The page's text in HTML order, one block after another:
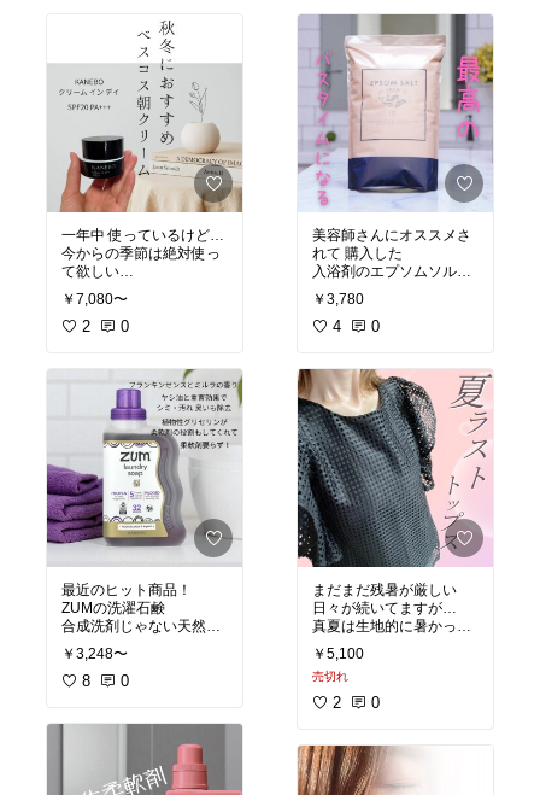
#オリジナル写真
#ベストコスメ
#おすすめヘアケア商品
#ケラスターゼ
#ヘアトリートメント
#買ってよかった物
#オススメ商品
#楽天room
一年中 使っているけど…
今からの季節は絶対使っ
て欲しい
KANEBOの下地クリーム
乾燥しないし ツヤでるし
肌が綺麗になる！
#オリジナル写真
#おすすめスキンケア
#透明感
#下地クリーム
#朝クリーム
#ツヤ肌
#買ってよかった物
#オススメ商品
#楽天room
￥7,080〜
2 0
最近のヒット商品！
ZUMの洗濯石鹸
合成洗剤じゃない天然成
分の石鹸なので
環境にも良い！ 柔軟剤な
くても ふわふわな仕上が
次はラベンダーの香りを
使ってみようかな♬｡.
￥3,248〜
8 0
#オリジナル写真
#健康グッズ
#おすすめ商品
#買って良かった物
#浮腫み防止ソックス
#血行促進
#楽天room
美容師さんにオススメさ
れて 購入した
入浴剤のエプソムソル
ト！
海外セレブやモデルさん
も愛用しているらしい
る感じがあり 身体の疲れ
もマシになってる気もす
るし お肌も綺麗になって
る気がする(個人の感想で
す)
何か良い気がする！
コスパがめちゃくちゃ良
いし そのまま置いてても
オシャレなパッケージ
オススメです♡♡
#オリジナル写真
#買ってよかった
#美容マニア
#美肌
#バスタイム
#エプソムソルト
#入浴剤
#おすすめ商品
￥3,780
4 0
まだまだ残暑が厳しい
日々が続いてますが…
真夏は生地的に暑かった
トップスが今 大活躍しま
した！
可愛いしキレイめだし ナ
イスなトップスでした♡
わりかなぁ〜
￥5,100
売切れ
2 0